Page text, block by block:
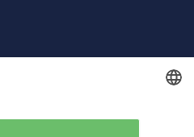
ITALIAN